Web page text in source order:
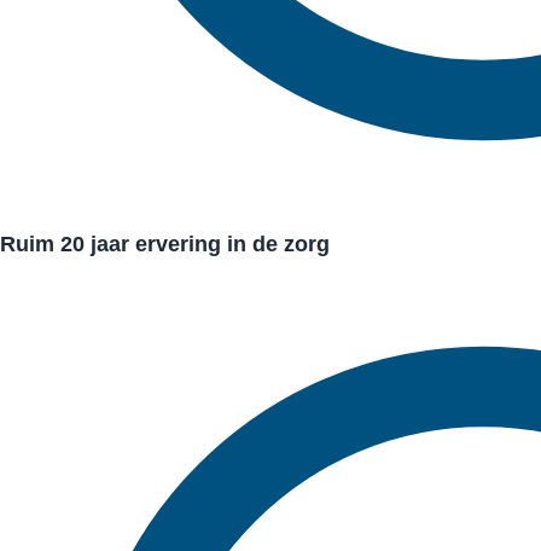
Ruim 20 jaar ervering in de zorg